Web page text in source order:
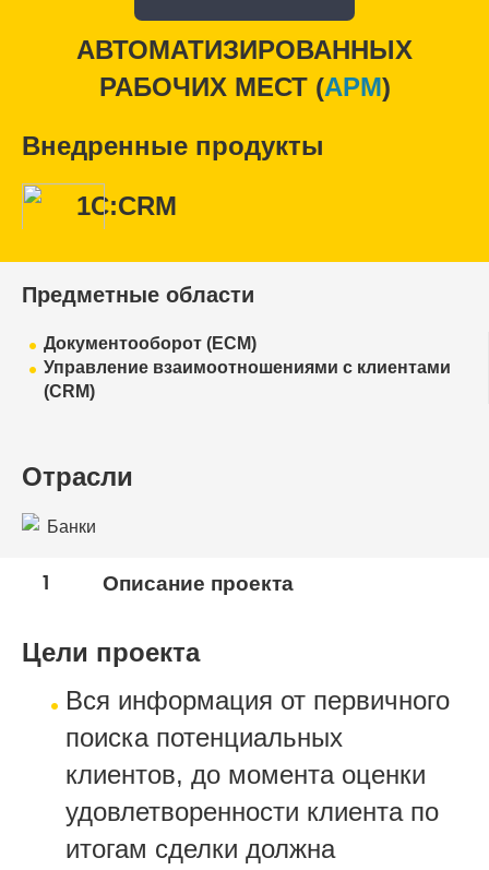
АВТОМАТИЗИРОВАННЫХ
РАБОЧИХ МЕСТ (APM)
Внедренные продукты
1С:CRM
Предметные области
Документооборот (ECM)
Управление взаимоотношениями с клиентами
(CRM)
Отрасли
Банки
1 Описание проекта
Цели проекта
Вся информация от первичного
поиска потенциальных
клиентов, до момента оценки
удовлетворенности клиента по
итогам сделки должна